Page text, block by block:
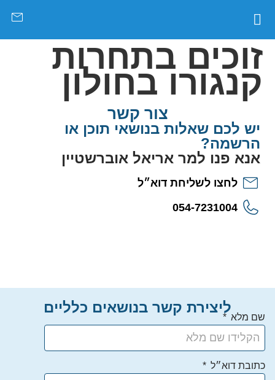
זוכים בתחרות
קנגורו בחולון
צור קשר
ליצירת קשר בנושאים כלליים
שם מלא
כתובת דוא״ל
יש לכם שאלות בנושאי תוכן או
הרשמה?
אנא פנו למר אריאל אוברשטיין
לחצו לשליחת דוא״ל
054-7231004